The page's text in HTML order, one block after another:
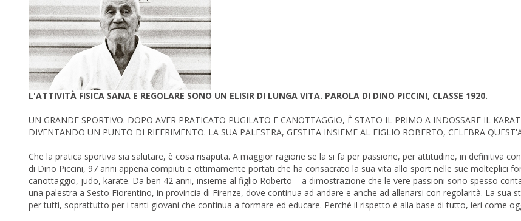
L'ATTIVITÀ FISICA SANA E REGOLARE SONO UN ELISIR DI LUNGA VITA. PAROLA DI DINO PICCINI, CLASSE 1920.
UN GRANDE SPORTIVO. DOPO AVER PRATICATO PUGILATO E CANOTTAGGIO, È STATO IL PRIMO A INDOSSARE IL
DIVENTANDO UN PUNTO DI RIFERIMENTO. LA SUA PALESTRA, GESTITA INSIEME AL FIGLIO ROBERTO, CELEBRA
Che la pratica sportiva sia salutare, è cosa risaputa. A maggior ragione se la si fa per passione, per attitudine, in definitiva
di Dino Piccini, 97 anni appena compiuti e ottimamente portati che ha consacrato la sua vita allo sport nelle sue molteplici
canottaggio, judo, karate. Da ben 42 anni, insieme al figlio Roberto – a dimostrazione che le vere passioni sono spesso
una palestra a Sesto Fiorentino, in provincia di Firenze, dove continua ad andare e anche ad allenarsi con regolarità. La sua
per tutti, soprattutto per i tanti giovani che continua a formare ed educare. Perché il rispetto è alla base di tutto, ieri come